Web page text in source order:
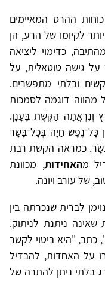
ההרס המאיימים
לקיומו של הרע, הן
כדימוי ליציאה
על גישה טוטאלית, על
ובלתי מתפשרים.
מהווה דוגמה לסמכות
וְנִרְאֲתָה הַקֶּשֶׁת בֶּעָנָן.
כָּל־נֶפֶשׁ חַיָּה בְּכָל־בָּשָׂר
כמראה הקשת רבת
מהאחידות, מכוונת
של עורב ויונה.
לברית שנכרתה בין
ניתנת לניתוק.
כתב, "היא ביטוי לקשר
על האחדות, להבדיל
בלתי ניתן להתרה של